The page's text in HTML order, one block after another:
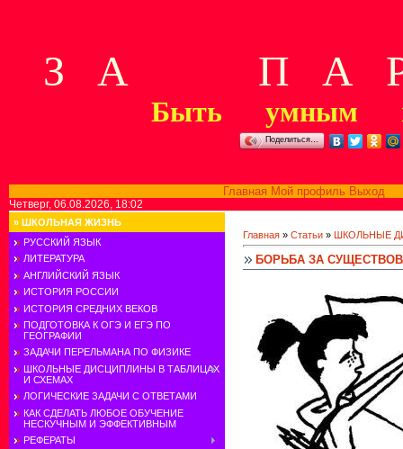
З А П А Р
Быть умным
Поделиться…
Главная Мой профиль Выход
Четверг, 06.08.2026, 18:02
» ШКОЛЬНАЯ ЖИЗНЬ
РУССКИЙ ЯЗЫК
ЛИТЕРАТУРА
АНГЛИЙСКИЙ ЯЗЫК
ИСТОРИЯ РОССИИ
ИСТОРИЯ СРЕДНИХ ВЕКОВ
ПОДГОТОВКА К ОГЭ И ЕГЭ ПО
ГЕОГРАФИИ
ЗАДАЧИ ПЕРЕЛЬМАНА ПО ФИЗИКЕ
ШКОЛЬНЫЕ ДИСЦИПЛИНЫ В ТАБЛИЦАХ
И СХЕМАХ
ЛОГИЧЕСКИЕ ЗАДАЧИ С ОТВЕТАМИ
КАК СДЕЛАТЬ ЛЮБОЕ ОБУЧЕНИЕ
НЕСКУЧНЫМ И ЭФФЕКТИВНЫМ
РЕФЕРАТЫ
Главная » Статьи » ШКОЛЬНЫЕ
БОРЬБА ЗА